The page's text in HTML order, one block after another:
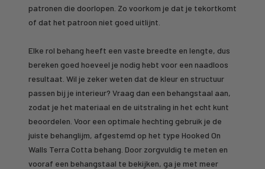
patronen die doorlopen. Zo voorkom je dat je tekortkomt
of dat het patroon niet goed uitlijnt.
Elke rol behang heeft een vaste breedte en lengte, dus
bereken goed hoeveel je nodig hebt voor een naadloos
resultaat. Wil je zeker weten dat de kleur en structuur
passen bij je interieur? Vraag dan een behangstaal aan,
zodat je het materiaal en de uitstraling in het echt kunt
beoordelen. Voor een optimale hechting gebruik je de
juiste behanglijm, afgestemd op het type Hooked On
Walls Terra Cotta behang. Door zorgvuldig te meten en
vooraf een behangstaal te bekijken, ga je met meer